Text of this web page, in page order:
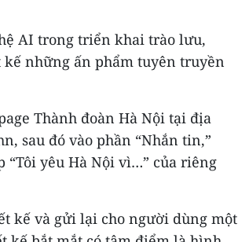
AI trong triển khai trào lưu,
những ấn phẩm tuyên truyền
Thành đoàn Hà Nội tại địa
sau đó vào phần “Nhắn tin,”
yêu Hà Nội vì…” của riêng
kế và gửi lại cho người dùng một